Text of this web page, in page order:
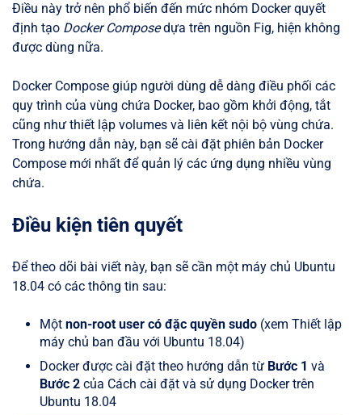
Điều này trở nên phổ biến đến mức nhóm Docker quyết
định tạo Docker Composedựa trên nguồn Fig, hiện không
được dùng nữa.
Docker Compose giúp người dùng dễ dàng điều phối các
quy trình của vùng chứa Docker, bao gồm khởi động, tắt
cũng như thiết lập volumes và liên kết nội bộ vùng chứa.
Trong hướng dẫn này, bạn sẽ cài đặt phiên bản Docker
Compose mới nhất để quản lý các ứng dụng nhiều vùng
chứa.
Điều kiện tiên quyết
Để theo dõi bài viết này, bạn sẽ cần một máy chủ Ubuntu
18.04 có các thông tin sau:
Một non-root user có đặc quyền sudo (xem Thiết lập
máy chủ ban đầu với Ubuntu 18.04)
Docker được cài đặt theo hướng dẫn từ Bước 1 và
Bước 2 của Cách cài đặt và sử dụng Docker trên
Ubuntu 18.04